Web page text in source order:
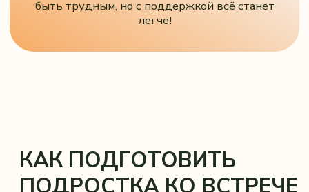
Самое важное говорите правду, куда вы идёте.
Скажите, что вы идёте к психологу за помощью,
которая нужна в первую очередь вам, чтобы